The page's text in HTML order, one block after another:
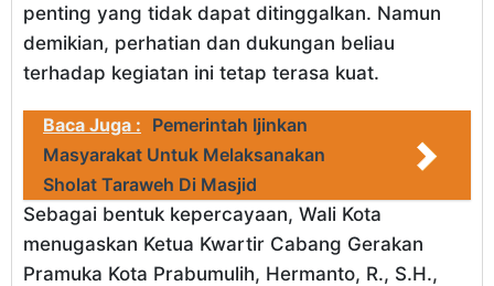
penting yang tidak dapat ditinggalkan. Namun
demikian, perhatian dan dukungan beliau
terhadap kegiatan ini tetap terasa kuat.
Baca Juga : Pemerintah Ijinkan
Masyarakat Untuk Melaksanakan
Sholat Taraweh Di Masjid
Sebagai bentuk kepercayaan, Wali Kota
menugaskan Ketua Kwartir Cabang Gerakan
Pramuka Kota Prabumulih, Hermanto, R., S.H.,